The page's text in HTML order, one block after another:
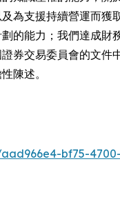
為支援持續營運而獲
的能力；我們達成財
券交易委員會的文件
陳述。
bf75-